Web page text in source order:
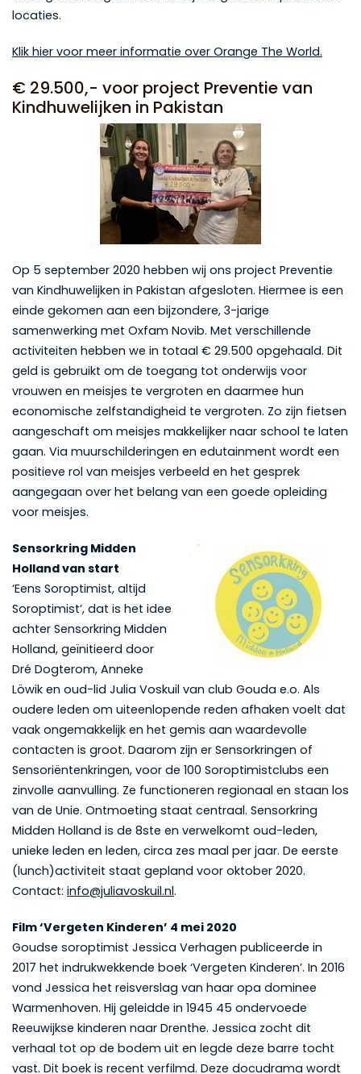
locaties.
Klik hier voor meer informatie over Orange The World.
€ 29.500,- voor project Preventie van
Kindhuwelijken in Pakistan
Op 5 september 2020 hebben wij ons project Preventie
van Kindhuwelijken in Pakistan afgesloten. Hiermee is een
einde gekomen aan een bijzondere, 3-jarige
samenwerking met Oxfam Novib. Met verschillende
activiteiten hebben we in totaal € 29.500 opgehaald. Dit
geld is gebruikt om de toegang tot onderwijs voor
vrouwen en meisjes te vergroten en daarmee hun
economische zelfstandigheid te vergroten. Zo zijn fietsen
aangeschaft om meisjes makkelijker naar school te laten
gaan. Via muurschilderingen en edutainment wordt een
positieve rol van meisjes verbeeld en het gesprek
aangegaan over het belang van een goede opleiding
voor meisjes.
Sensorkring Midden
Holland van start
‘Eens Soroptimist, altijd
Soroptimist’, dat is het idee
achter Sensorkring Midden
Holland, geïnitieerd door
Dré Dogterom, Anneke
Löwik en oud-lid Julia Voskuil van club Gouda e.o. Als
oudere leden om uiteenlopende reden afhaken voelt dat
vaak ongemakkelijk en het gemis aan waardevolle
contacten is groot. Daarom zijn er Sensorkringen of
Sensoriëntenkringen, voor de 100 Soroptimistclubs een
zinvolle aanvulling. Ze functioneren regionaal en staan los
van de Unie. Ontmoeting staat centraal. Sensorkring
Midden Holland is de 8ste en verwelkomt oud-leden,
unieke leden en leden, circa zes maal per jaar. De eerste
(lunch)activiteit staat gepland voor oktober 2020.
Contact: info@juliavoskuil.nl.
Film ‘Vergeten Kinderen’ 4 mei 2020
Goudse soroptimist Jessica Verhagen publiceerde in
2017 het indrukwekkende boek ‘Vergeten Kinderen’. In 2016
vond Jessica het reisverslag van haar opa dominee
Warmenhoven. Hij geleidde in 1945 45 ondervoede
Reeuwijkse kinderen naar Drenthe. Jessica zocht dit
verhaal tot op de bodem uit en legde deze barre tocht
vast. Dit boek is recent verfilmd. Deze docudrama wordt